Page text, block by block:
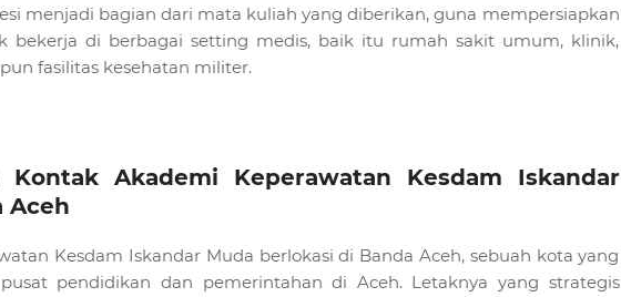
menjadi bagian dari mata kuliah yang diberikan, guna mempersiapkan
bekerja di berbagai setting medis, baik itu rumah sakit umum, klinik,
fasilitas kesehatan militer.
Kontak Akademi Keperawatan Kesdam Iskandar
Aceh
Kesdam Iskandar Muda berlokasi di Banda Aceh, sebuah kota yang
pendidikan dan pemerintahan di Aceh. Letaknya yang strategis